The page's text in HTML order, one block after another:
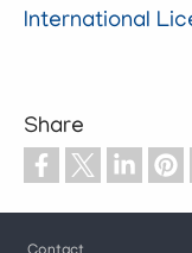
International
Share
Footer